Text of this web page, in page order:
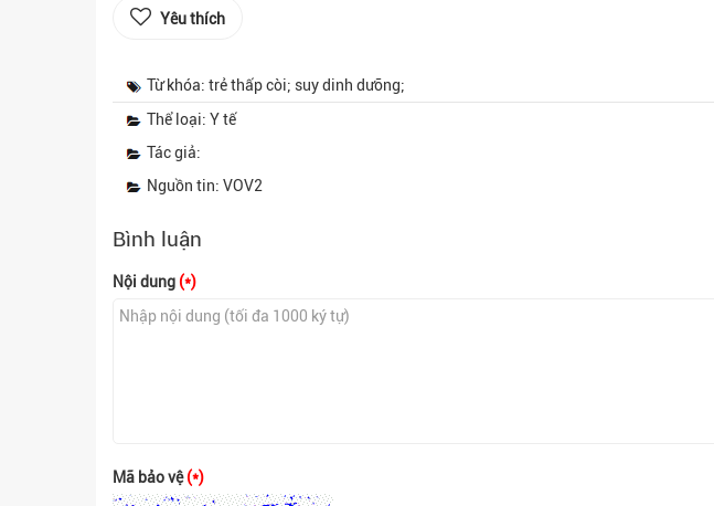
Yêu thích
Từ khóa: trẻ thấp còi; suy dinh dưỡng;
Thể loại: Y tế
Tác giả:
Nguồn tin: VOV2
Bình luận
Nội dung (*)
Mã bảo vệ(*)